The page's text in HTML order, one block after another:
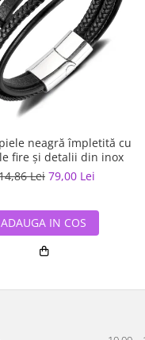
neagră împletită cu
fire și detalii din inox
Lei 79,00 Lei
ADAUGA IN COS